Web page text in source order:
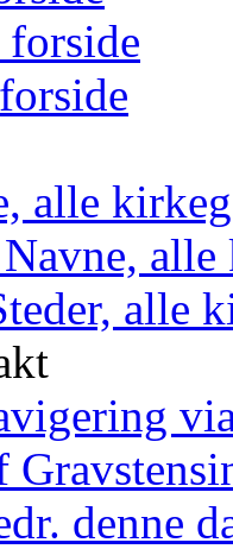
alle
alle
denne